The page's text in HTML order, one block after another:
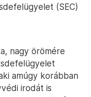
(SEC)
nagy örömére
amúgy korábban
irodát is